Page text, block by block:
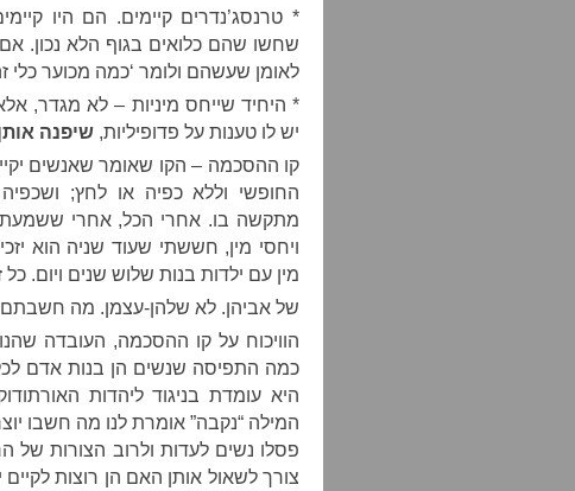
* טרנסג’נדרים קיימים. הם היו
שחשו שהם כלואים בגוף הלא נכון. אם
לאומן שעשהם ולומר ‘כמה מכוער כלי
* היחיד שייחס מיניות – לא מגדר,
יש לו טענות על פדופיליות, שיפנה
קו ההסכמה – הקו שאומר שאנשים
החופשי וללא כפיה או לחץ;
ויחסי מין, חששתי שעוד שניה הוא
מין עם ילדות בנות שלוש שנים ויום.
של אביהן. לא שלהן-עצמן. מה
הוויכוח על קו ההסכמה, העובדה
כמה התפיסה שנשים הן בנות אדם
היא עומדת בניגוד ליהדות
המילה “נקבה” אומרת לנו מה חשבו
פסלו נשים לעדות ולרוב הצורות של
צורך לשאול אותן האם הן רוצות